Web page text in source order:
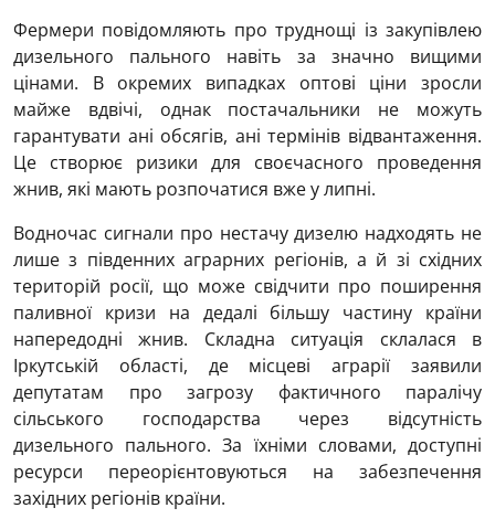
Фермери повідомляють про труднощі із закупівлею
дизельного пального навіть за значно вищими
цінами. В окремих випадках оптові ціни зросли
майже вдвічі, однак постачальники не можуть
гарантувати ані обсягів, ані термінів відвантаження.
Це створює ризики для своєчасного проведення
жнив, які мають розпочатися вже у липні.
Водночас сигнали про нестачу дизелю надходять не
лише з південних аграрних регіонів, а й зі східних
територій росії, що може свідчити про поширення
паливної кризи на дедалі більшу частину країни
напередодні жнив. Складна ситуація склалася в
Іркутській області, де місцеві аграрії заявили
депутатам про загрозу фактичного паралічу
сільського господарства через відсутність
дизельного пального. За їхніми словами, доступні
ресурси переорієнтовуються на забезпечення
західних регіонів країни.